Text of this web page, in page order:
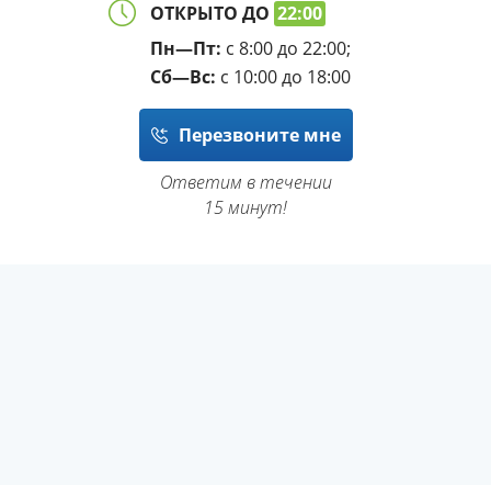
ОТКРЫТО ДО 22:00
Пн—Пт: с 8:00 до 22:00;
Сб—Вс: с 10:00 до 18:00
Перезвоните мне
Ответим в течении
15 минут!